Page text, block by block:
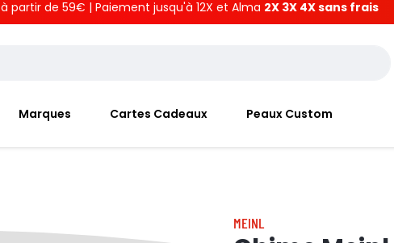
à partir de 59€ | Paiement jusqu'à 12X et Alma 2X 3X 4X sans frais
Marques Cartes Cadeaux Peaux Custom
MEINL